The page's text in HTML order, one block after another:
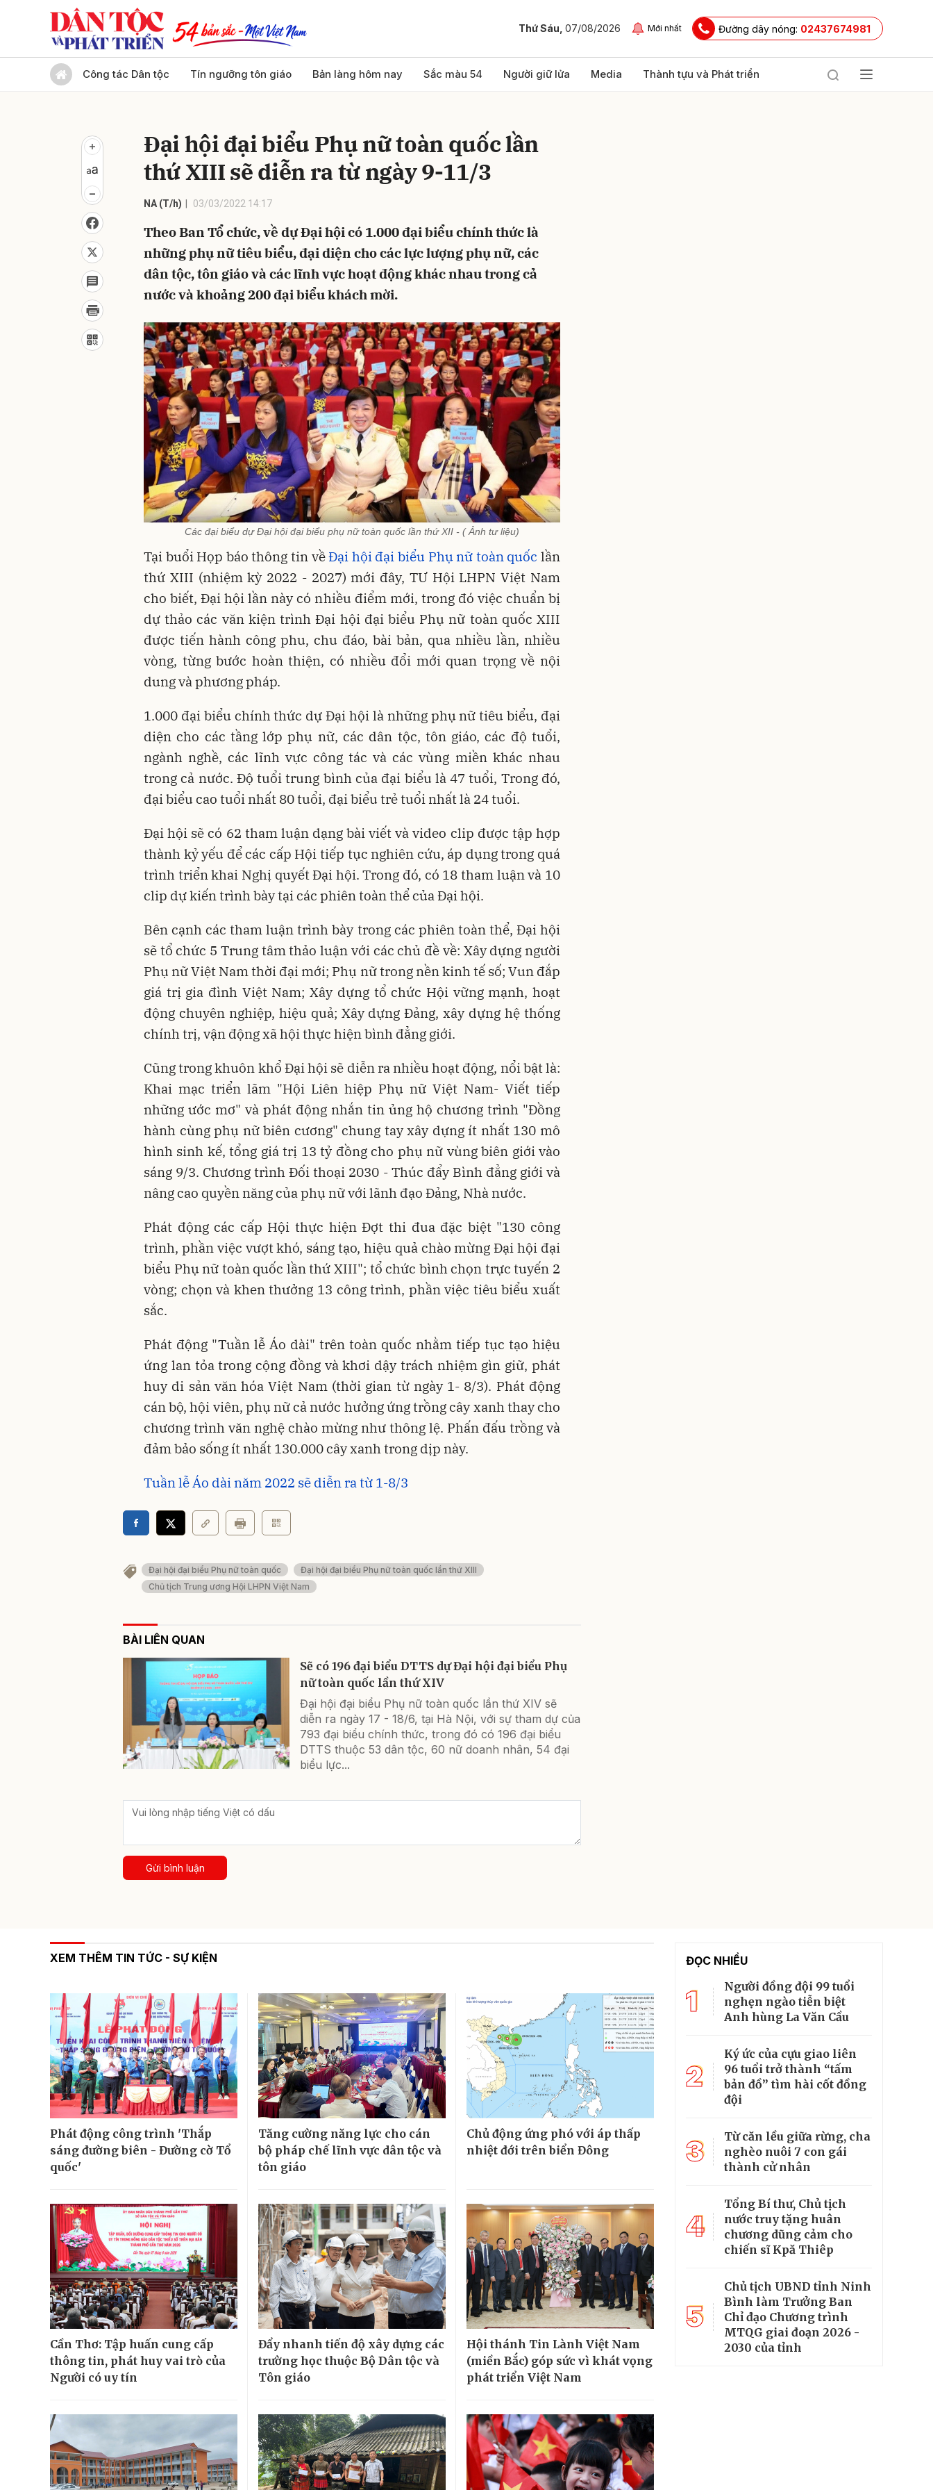
Thứ Sáu, 07/08/2026 Mới nhất Đường dây nóng: 02437674981
Công tác Dân tộc Tín ngưỡng tôn giáo Bản làng hôm nay Sắc màu 54 Người giữ lửa Media Thành tựu và Phát triển
Đại hội đại biểu Phụ nữ toàn quốc lần
thứ XIII sẽ diễn ra từ ngày 9-11/3
NA (T/h) 03/03/2022 14:17
Theo Ban Tổ chức, về dự Đại hội có 1.000 đại biểu chính thức là
những phụ nữ tiêu biểu, đại diện cho các lực lượng phụ nữ, các
dân tộc, tôn giáo và các lĩnh vực hoạt động khác nhau trong cả
nước và khoảng 200 đại biểu khách mời.
Các đại biểu dự Đại hội đại biểu phụ nữ toàn quốc lần thứ XII - ( Ảnh tư liệu)
Tại buổi Họp báo thông tin vềĐại hội đại biểu Phụ nữ toàn quốc lần
thứ XIII (nhiệm kỳ 2022 - 2027) mới đây, TƯ Hội LHPN Việt Nam
cho biết, Đại hội lần này có nhiều điểm mới, trong đó việc chuẩn bị
dự thảo các văn kiện trình Đại hội đại biểu Phụ nữ toàn quốc XIII
được tiến hành công phu, chu đáo, bài bản, qua nhiều lần, nhiều
vòng, từng bước hoàn thiện, có nhiều đổi mới quan trọng về nội
dung và phương pháp.
1.000 đại biểu chính thức dự Đại hội là những phụ nữ tiêu biểu, đại
diện cho các tầng lớp phụ nữ, các dân tộc, tôn giáo, các độ tuổi,
ngành nghề, các lĩnh vực công tác và các vùng miền khác nhau
trong cả nước. Độ tuổi trung bình của đại biểu là 47 tuổi, Trong đó,
đại biểu cao tuổi nhất 80 tuổi, đại biểu trẻ tuổi nhất là 24 tuổi.
Đại hội sẽ có 62 tham luận dạng bài viết và video clip được tập hợp
thành kỷ yếu để các cấp Hội tiếp tục nghiên cứu, áp dụng trong quá
trình triển khai Nghị quyết Đại hội. Trong đó, có 18 tham luận và 10
clip dự kiến trình bày tại các phiên toàn thể của Đại hội.
Bên cạnh các tham luận trình bày trong các phiên toàn thể, Đại hội
sẽ tổ chức 5 Trung tâm thảo luận với các chủ đề về: Xây dựng người
Phụ nữ Việt Nam thời đại mới; Phụ nữ trong nền kinh tế số; Vun đắp
giá trị gia đình Việt Nam; Xây dựng tổ chức Hội vững mạnh, hoạt
động chuyên nghiệp, hiệu quả; Xây dựng Đảng, xây dựng hệ thống
chính trị, vận động xã hội thực hiện bình đẳng giới.
Cũng trong khuôn khổ Đại hội sẽ diễn ra nhiều hoạt động, nổi bật là:
Khai mạc triển lãm "Hội Liên hiệp Phụ nữ Việt Nam- Viết tiếp
những ước mơ" và phát động nhắn tin ủng hộ chương trình "Đồng
hành cùng phụ nữ biên cương" chung tay xây dựng ít nhất 130 mô
hình sinh kế, tổng giá trị 13 tỷ đồng cho phụ nữ vùng biên giới vào
sáng 9/3. Chương trình Đối thoại 2030 - Thúc đẩy Bình đẳng giới và
nâng cao quyền năng của phụ nữ với lãnh đạo Đảng, Nhà nước.
Phát động các cấp Hội thực hiện Đợt thi đua đặc biệt "130 công
trình, phần việc vượt khó, sáng tạo, hiệu quả chào mừng Đại hội đại
biểu Phụ nữ toàn quốc lần thứ XIII"; tổ chức bình chọn trực tuyến 2
vòng; chọn và khen thưởng 13 công trình, phần việc tiêu biểu xuất
sắc.
Phát động "Tuần lễ Áo dài" trên toàn quốc nhằm tiếp tục tạo hiệu
ứng lan tỏa trong cộng đồng và khơi dậy trách nhiệm gìn giữ, phát
huy di sản văn hóa Việt Nam (thời gian từ ngày 1- 8/3). Phát động
cán bộ, hội viên, phụ nữ cả nước hưởng ứng trồng cây xanh thay cho
chương trình văn nghệ chào mừng như thông lệ. Phấn đấu trồng và
đảm bảo sống ít nhất 130.000 cây xanh trong dịp này.
Tuần lễ Áo dài năm 2022 sẽ diễn ra từ 1-8/3
Đại hội đại biểu Phụ nữ toàn quốc
Đại hội đại biểu Phụ nữ toàn quốc lần thứ XIII
Chủ tịch Trung ương Hội LHPN Việt Nam
BÀI LIÊN QUAN
Sẽ có 196 đại biểu DTTS dự Đại hội đại biểu Phụ
nữ toàn quốc lần thứ XIV
Đại hội đại biểu Phụ nữ toàn quốc lần thứ XIV sẽ
diễn ra ngày 17 - 18/6, tại Hà Nội, với sự tham dự của
793 đại biểu chính thức, trong đó có 196 đại biểu
DTTS thuộc 53 dân tộc, 60 nữ doanh nhân, 54 đại
biểu lực...
Gửi bình luận
XEM THÊM TIN TỨC - SỰ KIỆN
Phát động công trình 'Thắp
sáng đường biên - Đường cờ Tổ
quốc'
Tăng cường năng lực cho cán
bộ pháp chế lĩnh vực dân tộc và
tôn giáo
Chủ động ứng phó với áp thấp
nhiệt đới trên biển Đông
Cần Thơ: Tập huấn cung cấp
thông tin, phát huy vai trò của
Người có uy tín
Đẩy nhanh tiến độ xây dựng các
trường học thuộc Bộ Dân tộc và
Tôn giáo
Hội thánh Tin Lành Việt Nam
(miền Bắc) góp sức vì khát vọng
phát triển Việt Nam
ĐỌC NHIỀU
1
Người đồng đội 99 tuổi
nghẹn ngào tiễn biệt
Anh hùng La Văn Cầu
2
Ký ức của cựu giao liên
96 tuổi trở thành “tấm
bản đồ” tìm hài cốt đồng
đội
3
Từ căn lều giữa rừng, cha
nghèo nuôi 7 con gái
thành cử nhân
4
Tổng Bí thư, Chủ tịch
nước truy tặng huân
chương dũng cảm cho
chiến sĩ Kpă Thiêp
5
Chủ tịch UBND tỉnh Ninh
Bình làm Trưởng Ban
Chỉ đạo Chương trình
MTQG giai đoạn 2026 -
2030 của tỉnh
Gửi bình luận